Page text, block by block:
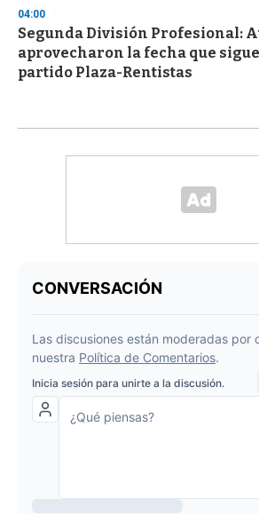
04:00
Segunda División Profesional:
aprovecharon la fecha que
partido Plaza-Rentistas